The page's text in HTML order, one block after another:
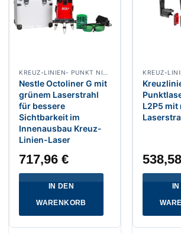
Nestle Octoliner G mit
grünem Laserstrahl
für bessere
Sichtbarkeit im
Innenausbau Kreuz-
Linien-Laser
717,96€
IN DEN
WARENKORB
L2P5 mit
IN